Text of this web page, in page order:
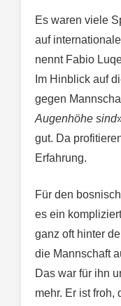
Es waren viele
auf
nennt Fabio
Im Hinblick auf
gegen
Augenhöhe sind
gut. Da
Erfahrung.
Für den
es ein
ganz oft hinter
die Mannschaft
Das war für ihn
mehr. Er ist froh,